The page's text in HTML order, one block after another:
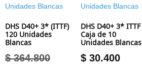
DHS D40+ 3* (ITTF)
120 Unidades
Blancas
$364.800
DHS D40+ 3* ITTF
Caja de 10
Unidades Blancas
$ 30.400